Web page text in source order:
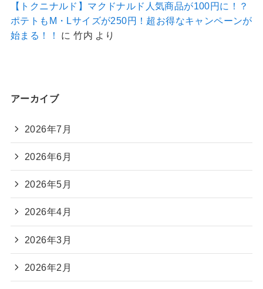
【トクニナルド】マクドナルド人気商品が100円に！？
ポテトもM・Lサイズが250円！超お得なキャンペーンが
始まる！！
に竹内 より
アーカイブ
2026年7月
2026年6月
2026年5月
2026年4月
2026年3月
2026年2月